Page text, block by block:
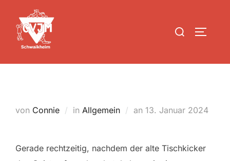
Inhalt
springen
Suchen
von Connie in Allgemein an Veröffentlicht
13. Januar 2024
Gerade rechtzeitig, nachdem der alte Tischkicker